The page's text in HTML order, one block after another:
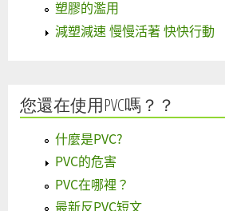
塑膠的濫用
減塑減速 慢慢活著 快快行動
您還在使用PVC嗎？？
什麼是PVC?
PVC的危害
PVC在哪裡？
最新反PVC短文